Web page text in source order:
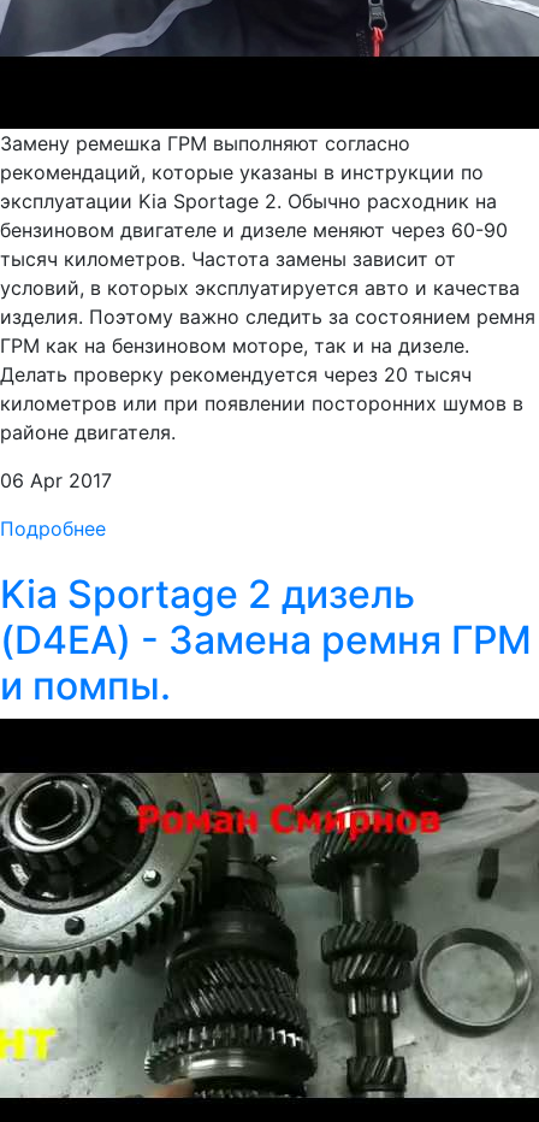
Замену ремешка ГРМ выполняют согласно
рекомендаций, которые указаны в инструкции по
эксплуатации Kia Sportage 2. Обычно расходник на
бензиновом двигателе и дизеле меняют через 60-90
тысяч километров. Частота замены зависит от
условий, в которых эксплуатируется авто и качества
изделия. Поэтому важно следить за состоянием ремня
ГРМ как на бензиновом моторе, так и на дизеле.
Делать проверку рекомендуется через 20 тысяч
километров или при появлении посторонних шумов в
районе двигателя.
06 Apr 2017
Подробнее
Kia Sportage 2 дизель
(D4EA) - Замена ремня ГРМ
и помпы.